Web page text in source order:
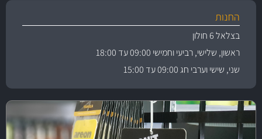
החנות
בצלאל 6 חולון
ראשון, שלישי, רביעי וחמישי 09:00 עד 18:00
שני, שישי וערבי חג 09:00 עד 15:00